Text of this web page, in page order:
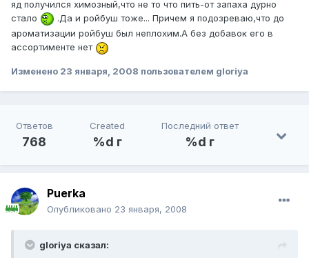
яд получился химозный,что не то что пить-от запаха дурно
стало
.Да и ройбуш тоже... Причем я подозреваю,что до
ароматизации ройбуш был неплохим.А без добавок его в
ассортименте нет
Изменено 23 января, 2008 пользователем gloriya
Ответов
768
Created
%d г
Последний ответ
%d г
Puerka
Опубликовано 23 января, 2008
gloriya сказал: